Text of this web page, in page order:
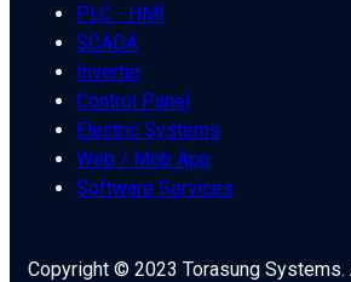
PLC - HMI
SCADA
Inverter
Control Panel
Electric Systems
Web / Mob App
Software Services
Copyright © 2023 Torasung